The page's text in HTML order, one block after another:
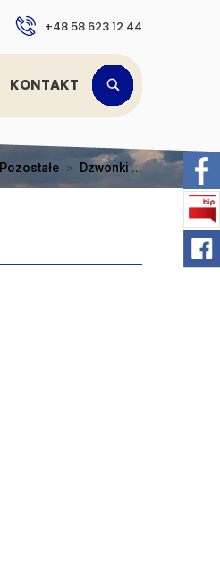
+48 58 623 12 44
KONTAKT
Pozostałe > Dzwonki ...